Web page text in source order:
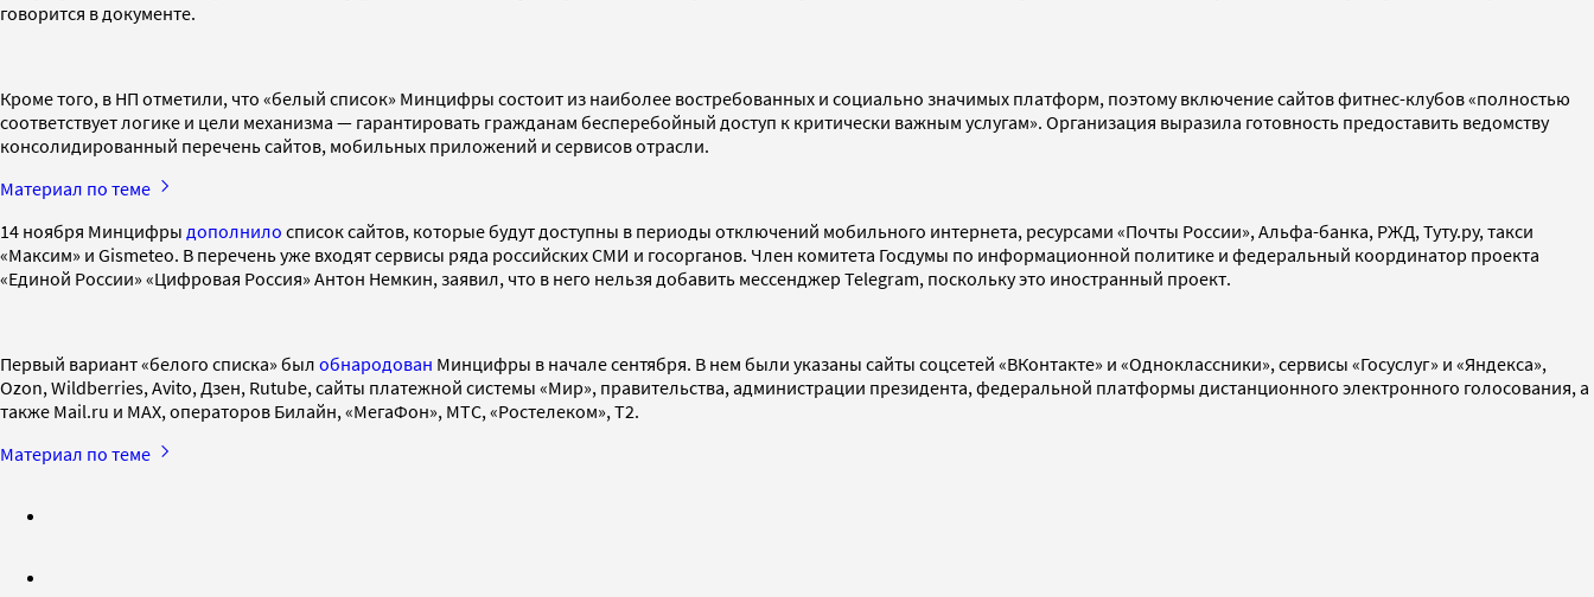
говорится в документе.
Кроме того, в НП отметили, что «белый список» Минцифры состоит из наиболее востребованных и социально значимых платформ, поэтому включение сайтов фитнес-клубов «полностью
соответствует логике и цели механизма — гарантировать гражданам бесперебойный доступ к критически важным услугам». Организация выразила готовность предоставить ведомству
консолидированный перечень сайтов, мобильных приложений и сервисов отрасли.
Материал по теме
14 ноября Минцифры дополнило список сайтов, которые будут доступны в периоды отключений мобильного интернета, ресурсами «Почты России», Альфа-банка, РЖД, Туту.ру, такси
«Максим» и Gismeteo. В перечень уже входят сервисы ряда российских СМИ и госорганов. Член комитета Госдумы по информационной политике и федеральный координатор проекта
«Единой России» «Цифровая Россия» Антон Немкин, заявил, что в него нельзя добавить мессенджер Telegram, поскольку это иностранный проект.
Первый вариант «белого списка» был обнародован Минцифры в начале сентября. В нем были указаны сайты соцсетей «ВКонтакте» и «Oдноклассники», сервисы «Госуслуг» и «Яндекса»,
Ozon, Wildberries, Avito, Дзен, Rutube, сайты платежной системы «Мир», правительства, администрации президента, федеральной платформы дистанционного электронного голосования, а
также Mail.ru и MAX, операторов Билайн, «МегаФон», МТС, «Ростелеком», T2.
Материал по теме